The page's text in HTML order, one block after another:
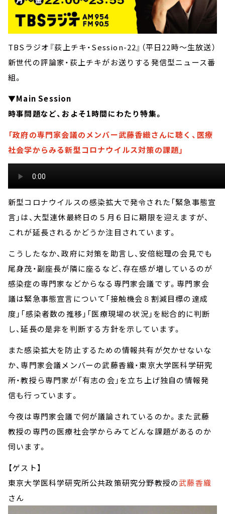
TBSラジオ『荻上チキ・Session-22』（平日22時～生放送）
新世代の評論家・荻上チキがお送りする発信型ニュース番
組。
▼Main Session
時事問題など、およそ1時間にわたり特集。
「政府の専門家会議のメンバー武藤香織さんに聴く、医療
社会学からみる新型コロナウイルス対策の課題」
新型コロナウイルスの感染拡大で発令された「緊急事態宣
言」は、大型連休最終日の５月６日に期限を迎えますが、
これが延長されるかどうか注目されています。
こうしたなか、政府に対策を助言し、安倍総理の会見でも
尾身茂・副座長が隣に座るなど、存在感が増しているのが
感染症の専門家などからなる専門家会議です。専門家会
議は緊急事態宣言について「接触機会８割減目標の達成
度」「感染者数の推移」「医療現場の状況」を総合的に判断
し、延長の是非を判断する方針を示しています。
また感染拡大を防止するための情報共有が欠かせないな
か、専門家会議メンバーの武藤香織・東京大学医科学研究
所・教授ら専門家が「有志の会」を立ち上げ独自の情報発
信も行っています。
今夜は専門家会議で何が議論されているのか。また武藤
教授の専門の医療社会学からみてどんな課題があるのか
伺います。
【ゲスト】
東京大学医科学研究所公共政策研究分野教授の武藤香織
さん